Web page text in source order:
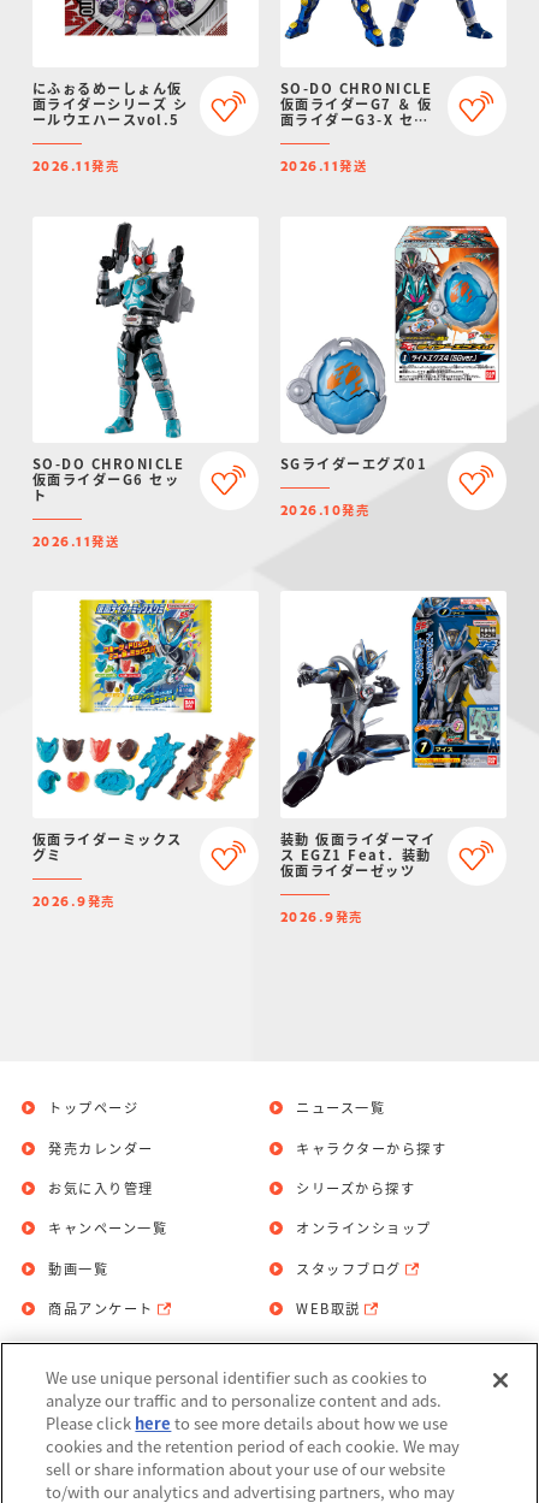
にふぉるめーしょん仮
面ライダーシリーズ シ
ールウエハースvol.5
2026.11発売
SO-DO CHRONICLE
仮面ライダーG7 ＆ 仮
面ライダーG3-X セッ
2026.11発送
SO-DO CHRONICLE
仮面ライダーG6 セッ
ト
2026.11発送
SGライダーエグズ01
2026.10発売
仮面ライダーミックス
グミ
2026.9発売
装動 仮面ライダーマイ
ス EGZ1 Feat．装動
仮面ライダーゼッツ
2026.9発売
トップページ
発売カレンダー
お気に入り管理
ニュース一覧
キャラクターから探す
シリーズから探す
キャンペーン一覧
動画一覧
商品アンケート
オンラインショップ
スタッフブログ
WEB取説
お問い合わせ 個人情報保護方針
利用規約
Do Not Sell or Share My Personal
We use unique personal identifier such as cookies to
analyze our traffic and to personalize content and ads.
Please click here to see more details about how we use
cookies and the retention period of each cookie. We may
sell or share information about your use of our website
to/with our analytics and advertising partners, who may